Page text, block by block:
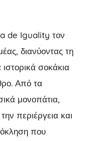
de Iguality τον
διανύοντας τη
σοκάκια
Από τα
μονοπάτια,
περιέργεια και
που